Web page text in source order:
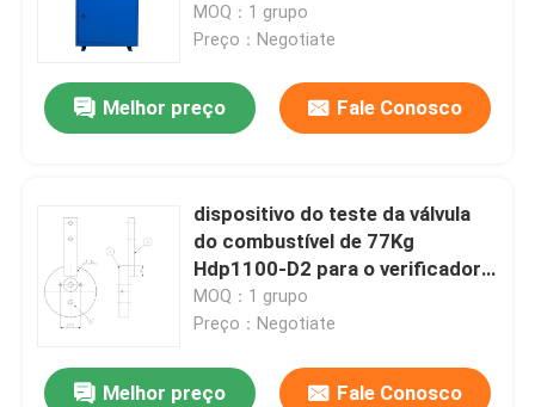
MOQ：1 grupo
Preço：Negotiate
Melhor preço Fale Conosco
dispositivo do teste da válvula
do combustível de 77Kg
Hdp1100-D2 para o verificador
do motor diesel do CCM Meb
Mec Mk
MOQ：1 grupo
Preço：Negotiate
Melhor preço Fale Conosco